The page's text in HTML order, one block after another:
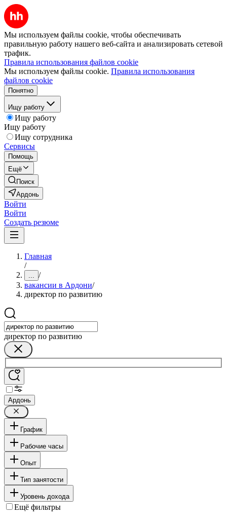
Мы используем файлы cookie, чтобы обеспечивать
правильную работу нашего веб-сайта и анализировать сетевой
трафик.
Правила использования файлов cookie
Мы используем файлы cookie. Правила использования
файлов cookie
Понятно
Ищу работу
Ищу работу
Ищу работу
Ищу сотрудника
Сервисы
Помощь
Ещё
Поиск
Ардонь
Войти
Войти
Создать резюме
Главная
/
... /
вакансии в Ардони/
директор по развитию
директор по развитию
Ардонь
График
Рабочие часы
Опыт
Тип занятости
Уровень дохода
Ещё фильтры